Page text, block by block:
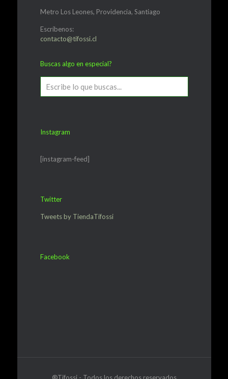
Metro Los Leones, Providencia, Santiago
Escríbenos:
contacto@tifossi.cl
Buscas algo en especial?
Instagram
[instagram-feed]
Twitter
Tweets by TiendaTifossi
Facebook